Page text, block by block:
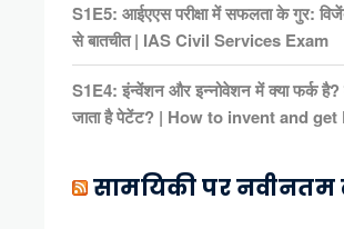
S1E5: आईएएस परीक्षा में सफलता के गुर:
से बातचीत | IAS Civil Services Exam
S1E4: इंन्वेंशन और इन्नोवेशन में क्या फर्क
जाता है पेटेंट? | How to invent and
सामयिकी पर